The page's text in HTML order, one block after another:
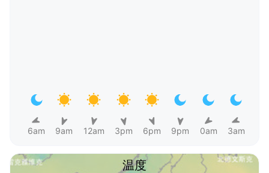
6am 9am 12am 3pm 6pm 9pm 0am 3am
温度